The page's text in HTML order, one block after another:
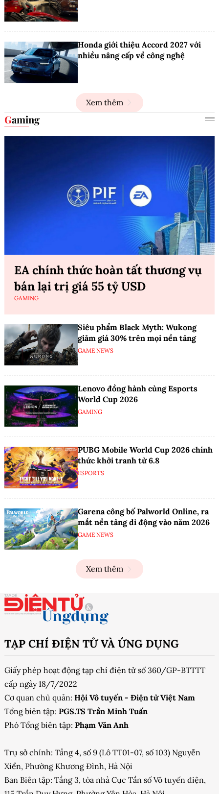
Honda giới thiệu Accord 2027 với
nhiều nâng cấp về công nghệ
Xem thêm
Gaming
EA chính thức hoàn tất thương vụ
bán lại trị giá 55 tỷ USD
GAMING
Siêu phẩm Black Myth: Wukong
giảm giá 30% trên mọi nền tảng
GAME NEWS
Lenovo đồng hành cùng Esports
World Cup 2026
GAMING
PUBG Mobile World Cup 2026 chính
thức khởi tranh từ 6.8
ESPORTS
Garena công bố Palworld Online, ra
mắt nền tảng di động vào năm 2026
GAME NEWS
Xem thêm
TẠP CHÍ ĐIỆN TỬ VÀ ỨNG DỤNG
Giấy phép hoạt động tạp chí điện tử số 360/GP-BTTTT
cấp ngày 18/7/2022
Cơ quan chủ quản: Hội Vô tuyến - Điện tử Việt Nam
Tổng biên tập: PGS.TS Trần Minh Tuấn
Phó Tổng biên tập: Phạm Văn Anh
Trụ sở chính: Tầng 4, số 9 (Lô TT01-07, số 103) Nguyễn
Xiển, Phường Khương Đình, Hà Nội
Ban Biên tập: Tầng 3, tòa nhà Cục Tần số Vô tuyến điện,